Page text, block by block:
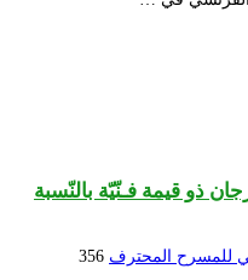
ذو قيمة فـنّيّة بالنّسبة
للمسرح المحترف 356